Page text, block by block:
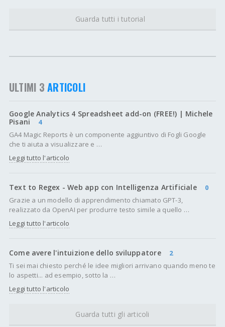
Guarda tutti i tutorial
ULTIMI 3ARTICOLI
Google Analytics 4 Spreadsheet add-on (FREE!) | Michele
Pisani
4
GA4 Magic Reports è un componente aggiuntivo di Fogli Google
che ti aiuta a visualizzare e …
Leggi tutto l'articolo
Text to Regex - Web app con Intelligenza Artificiale
0
Grazie a un modello di apprendimento chiamato GPT-3,
realizzato da OpenAI per produrre testo simile a quello …
Leggi tutto l'articolo
Come avere l'intuizione dello sviluppatore
2
Ti sei mai chiesto perché le idee migliori arrivano quando meno te
lo aspetti... ad esempio, sotto la …
Leggi tutto l'articolo
Guarda tutti gli articoli